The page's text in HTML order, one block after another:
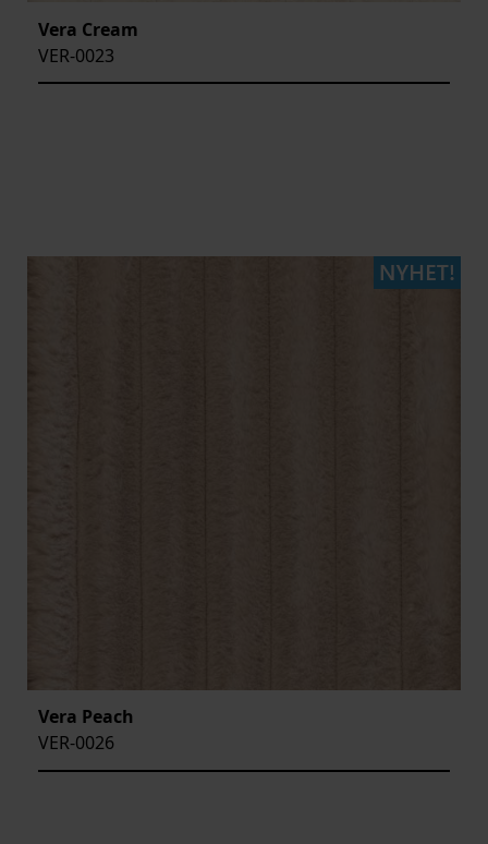
Vera Cream
VER-0023
Vera Peach
VER-0026